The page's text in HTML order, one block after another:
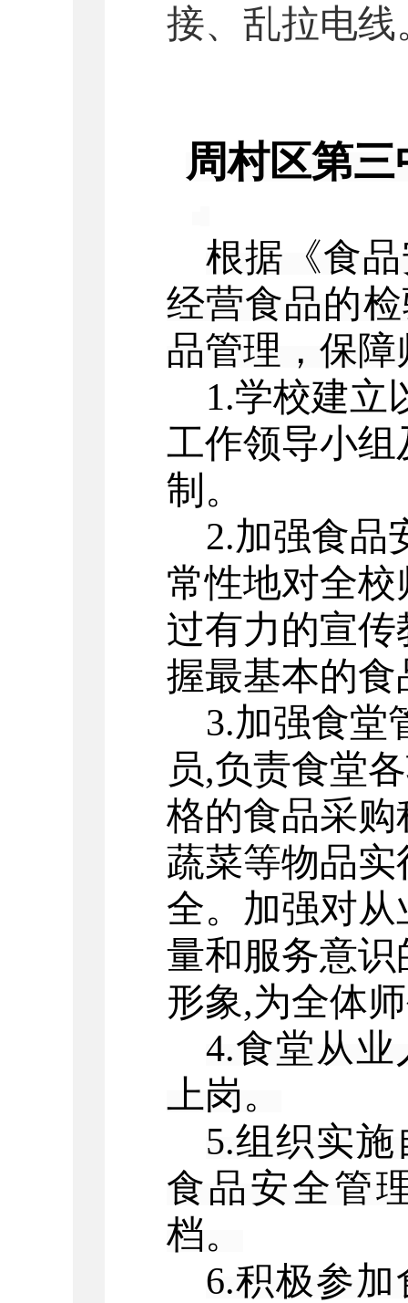
接、乱拉电线
周村区第三
根据《食
经营食品的
品管理，保
1.学校建立
工作领导小
制。
2.加强食品
常性地对全
过有力的宣
握最基本的
3.加强食堂
员,负责食堂
格的食品采
蔬菜等物品
全。加强对
量和服务意
形象,为全体
4.食堂从
上岗。
5.组织实
食品安全管
档。
6.积极参